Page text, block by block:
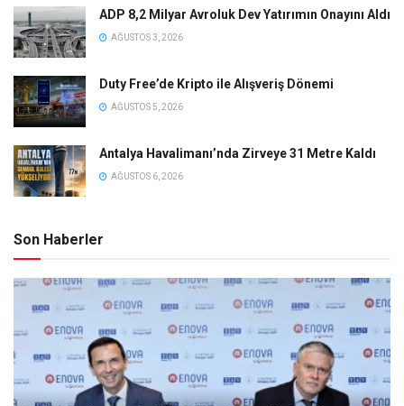
ADP 8,2 Milyar Avroluk Dev Yatırımın Onayını Aldı
AĞUSTOS 3, 2026
Duty Free’de Kripto ile Alışveriş Dönemi
AĞUSTOS 5, 2026
Antalya Havalimanı’nda Zirveye 31 Metre Kaldı
AĞUSTOS 6, 2026
Son Haberler